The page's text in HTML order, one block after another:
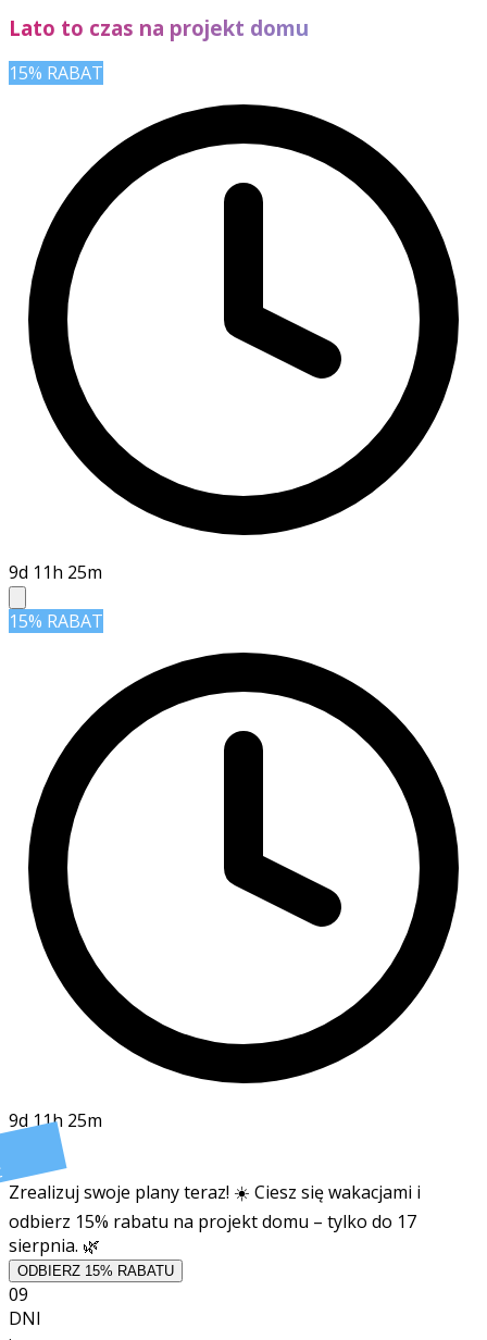
Lato to czas na projekt domu
15% RABAT
9d 11h 25m
15% RABAT
9d 11h 25m
Zrealizuj swoje plany teraz! ☀️ Ciesz się wakacjami i
odbierz 15% rabatu na projekt domu – tylko do 17
sierpnia. 🌿
ODBIERZ 15% RABATU
09
DNI